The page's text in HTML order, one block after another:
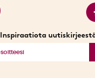
Inspiraatiota